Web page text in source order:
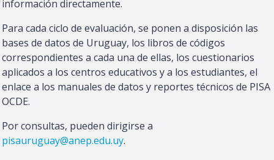
información directamente.
Para cada ciclo de evaluación, se ponen a disposición las
bases de datos de Uruguay, los libros de códigos
correspondientes a cada una de ellas, los cuestionarios
aplicados a los centros educativos y a los estudiantes, el
enlace a los manuales de datos y reportes técnicos de PISA
OCDE.
Por consultas, pueden dirigirse a
pisauruguay@anep.edu.uy.